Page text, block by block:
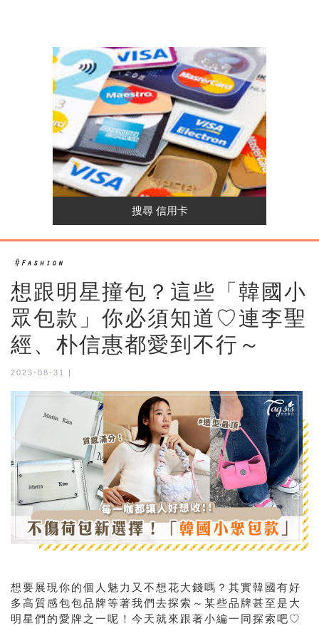
想跟明星撞包？這些「韓國小
眾包款」你必須知道♡連李聖
經、朴信惠都愛到不行～
2023-08-31 |
想要展現你的個人魅力又不想花大錢嗎？其實韓國有好
多高質感包包品牌等著我們去探索～某些品牌甚至是大
明星們的愛牌之一呢！今天就來跟著小編一同探索吧♡